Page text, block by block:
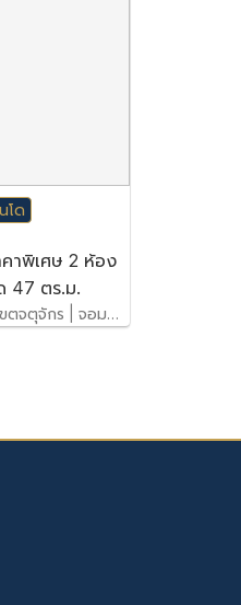
โด
คาพิเศษ 2 ห้อง
47 ตร.ม.
จตุจักร | จอมพล